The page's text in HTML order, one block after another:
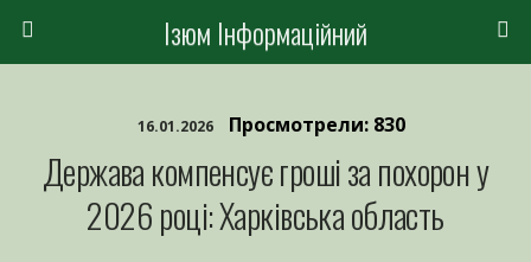
Ізюм Інформаційний
16.01.2026 Просмотрели: 830
Держава компенсує гроші за похорон у
2026 році: Харківська область